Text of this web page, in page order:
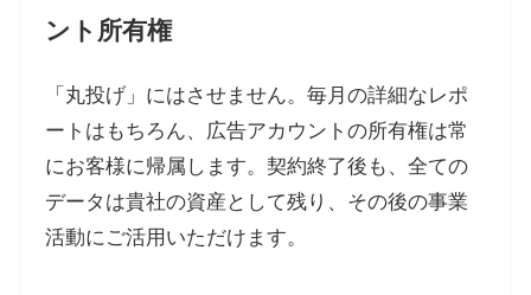
ント所有権
「丸投げ」にはさせません。毎月の詳細なレポ
ートはもちろん、広告アカウントの所有権は常
にお客様に帰属します。契約終了後も、全ての
データは貴社の資産として残り、その後の事業
活動にご活用いただけます。